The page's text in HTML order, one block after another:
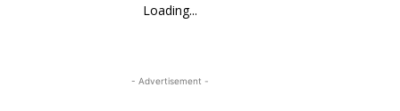
Loading...
- Advertisement -